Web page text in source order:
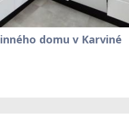
domu v Karviné